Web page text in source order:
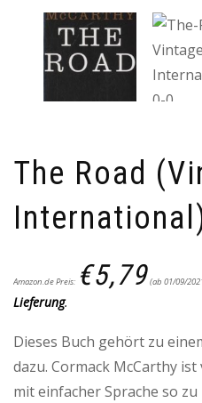
The Road
Amazon.de Preis: €5,79(ab 01/09/
Lieferung.
Dieses Buch gehört zu
dazu. Cormack McCarthy
mit einfacher Sprache so